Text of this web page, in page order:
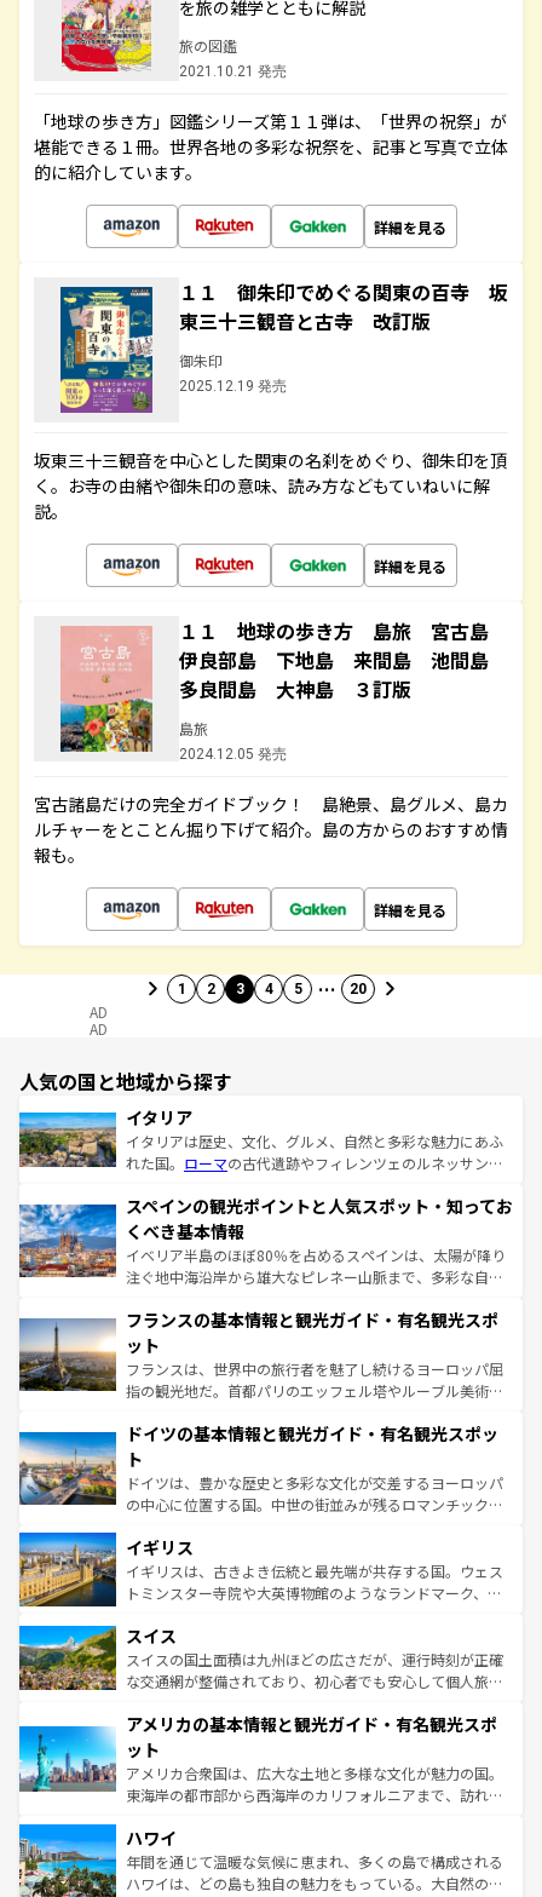
を旅の雑学とともに解説
旅の図鑑
2021.10.21 発売
「地球の歩き方」図鑑シリーズ第１１弾は、「世界の祝祭」が
堪能できる１冊。世界各地の多彩な祝祭を、記事と写真で立体
的に紹介しています。
詳細を見る
１１ 御朱印でめぐる関東の百寺 坂
東三十三観音と古寺 改訂版
御朱印
2025.12.19 発売
坂東三十三観音を中心とした関東の名刹をめぐり、御朱印を頂
く。お寺の由緒や御朱印の意味、読み方などもていねいに解
説。
詳細を見る
１１ 地球の歩き方 島旅 宮古島
伊良部島 下地島 来間島 池間島
多良間島 大神島 ３訂版
島旅
2024.12.05 発売
宮古諸島だけの完全ガイドブック！ 島絶景、島グルメ、島カ
ルチャーをとことん掘り下げて紹介。島の方からのおすすめ情
報も。
詳細を見る
1 2 3 4 5 … 20
AD
AD
人気の国と地域から探す
イタリア
イタリアは歴史、文化、グルメ、自然と多彩な魅力にあふ
れた国。 ローマの古代遺跡やフィレンツェのルネッサンス
ろん、トスカーナの美しい田園風景やアマルフィ海岸の絶
景など、自然景観も見逃せない。観光の合間には、本場の
ピザやパスタなど、絶品のイタリア料理を堪能することも
できる。朝目覚めてから夜眠るまで、すべての瞬間を楽し
なお、新着のイタリア情報はコンテンツ一覧を参照してほ
しい。
スペインの観光ポイントと人気スポット・知ってお
くべき基本情報
イベリア半島のほぼ80％を占めるスペインは、太陽が降り
注ぐ地中海沿岸から雄大なピレネー山脈まで、多彩な自然
文化が根付くこの国では、情熱的なフラメンコ、熱気あふ
れる闘牛、そして美味しいタパスが生活の一部となってい
る。首都マドリードの洗練された雰囲気や、バルセロナの
アートに溢れた街角から、地方では古代ローマ遺跡や中世
せる。地方によって風土や気候が異なるスペインはその個
ンテンツ一覧 を参照してほしい。
フランスの基本情報と観光ガイド・有名観光スポ
ット
フランスは、世界中の旅行者を魅了し続けるヨーロッパ屈
指の観光地だ。首都パリのエッフェル塔やルーブル美術館
で、幅広い魅力が詰まっている。華麗な宮殿、歴史的な大
聖堂、美しいビーチ、そして豊かな自然が、訪れる者を心
から魅了する。また、フランスは美食の国としても知ら
れ、フランス料理はユネスコ無形文化遺産にも登録されて
香り高いラベンダー畑など、多彩な楽しみ方が可能だ。さ
らに、パリ以外の地域にも魅力が溢れており、どの街角に
も豊かな歴史と文化が息づいている。パリ以外の個性あふ
を参照してほしい。
ドイツの基本情報と観光ガイド・有名観光スポッ
ト
ドイツは、豊かな歴史と多彩な文化が交差するヨーロッパ
の中心に位置する国。中世の街並みが残るロマンチック街
顔を持つこの国は、どこを歩いても飽きることがない。ベ
ルリンの文化的活気、バイエルン州のアルプスの絶景、そ
してライン川沿いのワイン畑といった風景は必見。ビール
は、お酒好きな人にはぜひ体験してほしい。 なお、新着の
ドイツ情報はコンテンツ一覧を参照してほしい。
イギリス
イギリスは、古きよき伝統と最先端が共存する国。ウェス
トミンスター寺院や大英博物館のようなランドマーク、歴
リアごとに異なる魅力がある。また、優雅なアフタヌーン
ティー、ビール好きにはたまらない英国パブ、サッカー観
戦など、本場だからこそできる体験も豊富。イギリスを旅
ンツ一覧を参照してほしい。
スイス
スイスの国土面積は九州ほどの広さだが、運行時刻が正確
な交通網が整備されており、初心者でも安心して個人旅行
の建物がそのまま残る町や、スイスならではのユニークな
博物館もあり、アルプス観光だけでなく町歩きも満喫する
ことができる。国民の所得が高いため物価も高いが、旅行
者向けの交通パス提供のサービスもあり、うまく活用すれ
着のスイス情報は
アメリカの基本情報と観光ガイド・有名観光スポ
ット
アメリカ合衆国は、広大な土地と多様な文化が魅力の国。
東海岸の都市部から西海岸のカリフォルニアまで、訪れる
のような巨大都市は、観光、ショッピング、エンターテイ
ンメントが詰まった刺激的なスポットだ。一方、アメリカ
西部には大自然が広がり、グランドキャニオンやイエロー
ハワイ
年間を通じて温暖な気候に恵まれ、多くの島で構成される
ハワイは、どの島も独自の魅力をもっている。大自然の神